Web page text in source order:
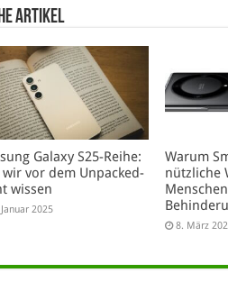
Artikel
Galaxy S25-Reihe:
wir vor dem Unpacked-
wissen
2025
Warum
nützliche
8. März